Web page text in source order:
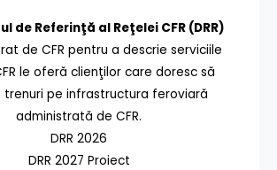
de Referinţă al Reţelei CFR (DRR)
de CFR pentru a descrie serviciile
le oferă clienţilor care doresc să
trenuri pe infrastructura feroviară
administrată de CFR.
DRR 2026
DRR 2027 Proiect